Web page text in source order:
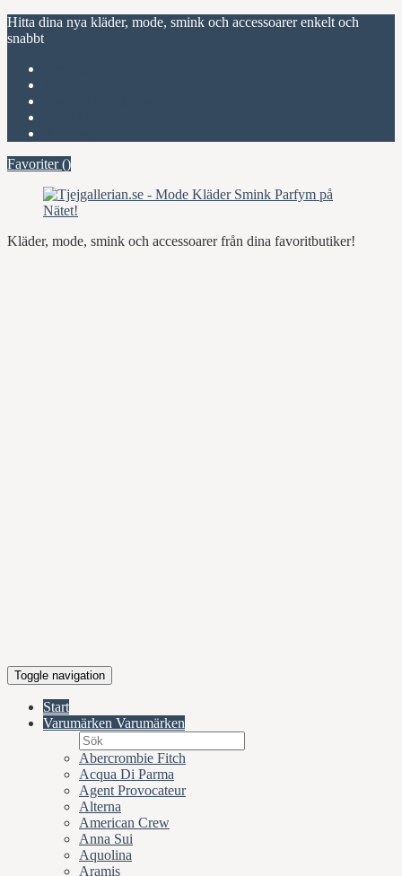
Hitta dina nya kläder, mode, smink och accessoarer enkelt och
snabbt
Favoriter ()
Kläder, mode, smink och accessoarer från dina favoritbutiker!
Toggle navigation
Start
Varumärken Varumärken
Abercrombie Fitch
Acqua Di Parma
Agent Provocateur
Alterna
American Crew
Anna Sui
Aquolina
Aramis